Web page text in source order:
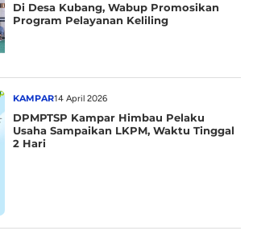
Di Desa Kubang, Wabup Promosikan
Program Pelayanan Keliling
KAMPAR14 April 2026
DPMPTSP Kampar Himbau Pelaku
Usaha Sampaikan LKPM, Waktu Tinggal
2 Hari